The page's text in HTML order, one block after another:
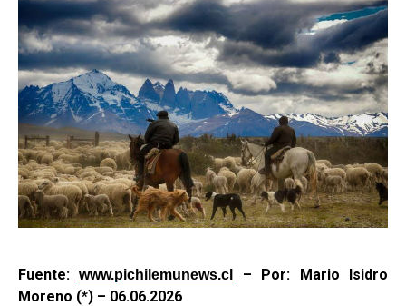
Fuente:www.pichilemunews.cl
– Por: Mario Isidro
Moreno (*) – 06.06.2026